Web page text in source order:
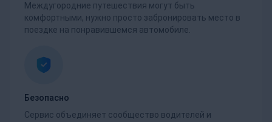
Междугородние путешествия могут быть
комфортными, нужно просто забронировать место в
поездке на понравившемся автомобиле.
Безопасно
Сервис объединяет сообщество водителей и